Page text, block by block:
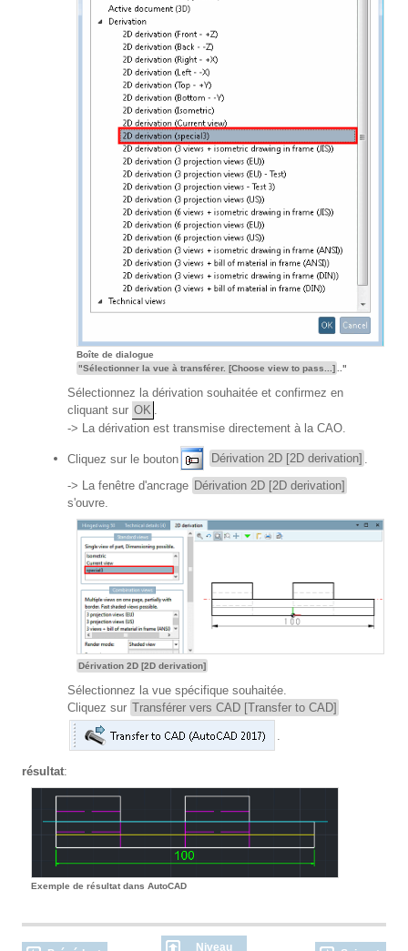
Boîte de dialogue
"Sélectionner la vue à transférer. [Choose view to pass...]
.."
Sélectionnez la dérivation souhaitée et confirmez en
cliquant sur OK
-> La dérivation est transmise directement à la CAO.
Cliquez sur le bouton Dérivation 2D [2D derivation]
-> La fenêtre d'ancrage Dérivation 2D [2D derivation]
s'ouvre.
Dérivation 2D [2D derivation]
Sélectionnez la vue spécifique souhaitée.
Cliquez sur Transférer vers CAD [Transfer to CAD]
résultat:
Exemple de résultat dans AutoCAD
Niveau